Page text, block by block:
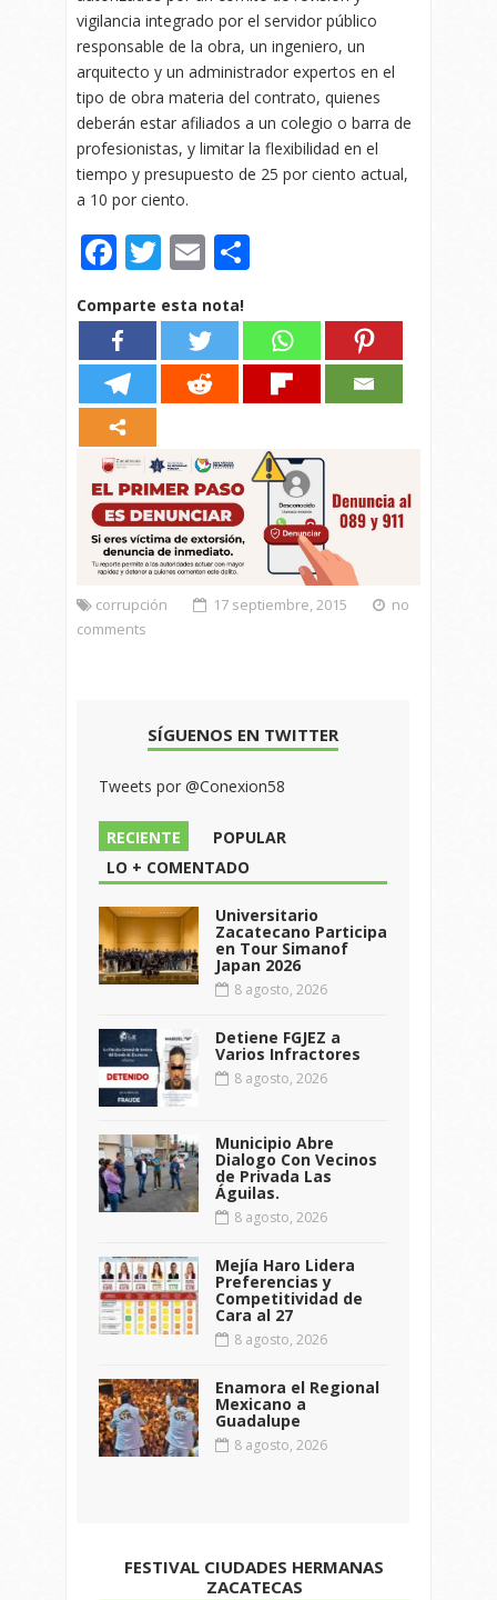
vigilancia integrado por el servidor público
responsable de la obra, un ingeniero, un
arquitecto y un administrador expertos en el
tipo de obra materia del contrato, quienes
deberán estar afiliados a un colegio o barra de
profesionistas, y limitar la flexibilidad en el
tiempo y presupuesto de 25 por ciento actual,
a 10 por ciento.
Facebook
Twitter
Email
Comparte esta nota!
corrupción 17 septiembre, 2015
no
comments
SÍGUENOS EN TWITTER
Tweets por @Conexion58
RECIENTE
POPULAR
LO + COMENTADO
Universitario
Zacatecano Participa
en Tour Simanof
Japan 2026
8 agosto, 2026
Detiene FGJEZ a
Varios Infractores
8 agosto, 2026
Municipio Abre
Dialogo Con Vecinos
de Privada Las
Águilas.
8 agosto, 2026
Mejía Haro Lidera
Preferencias y
Competitividad de
Cara al 27
8 agosto, 2026
Enamora el Regional
Mexicano a
Guadalupe
8 agosto, 2026
FESTIVAL CIUDADES HERMANAS
ZACATECAS